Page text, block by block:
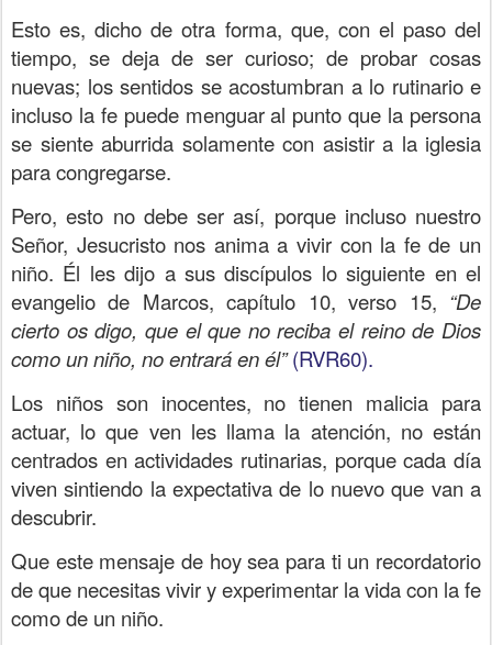
Esto es, dicho de otra forma, que, con el paso del
tiempo, se deja de ser curioso; de probar cosas
nuevas; los sentidos se acostumbran a lo rutinario e
incluso la fe puede menguar al punto que la persona
se siente aburrida solamente con asistir a la iglesia
para congregarse.
Pero, esto no debe ser así, porque incluso nuestro
Señor, Jesucristo nos anima a vivir con la fe de un
niño. Él les dijo a sus discípulos lo siguiente en el
evangelio de Marcos, capítulo 10, verso 15, “De
cierto os digo, que el que no reciba el reino de Dios
como un niño, no entrará en él” (RVR60).
Los niños son inocentes, no tienen malicia para
actuar, lo que ven les llama la atención, no están
centrados en actividades rutinarias, porque cada día
viven sintiendo la expectativa de lo nuevo que van a
descubrir.
Que este mensaje de hoy sea para ti un recordatorio
de que necesitas vivir y experimentar la vida con la fe
como de un niño.